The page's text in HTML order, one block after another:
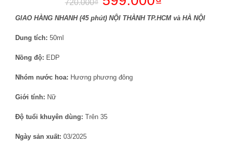
720.000₫
GIAO HÀNG NHANH (45 phút) NỘI THÀNH TP.HCM và HÀ NỘI
Dung tích: 50ml
Nồng độ: EDP
Nhóm nước hoa: Hương phương đông
Giới tính: Nữ
Độ tuổi khuyên dùng: Trên 35
Ngày sản xuất: 03/2025